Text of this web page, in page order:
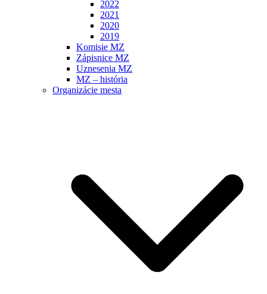
2022
2021
2020
2019
Komisie MZ
Zápisnice MZ
Uznesenia MZ
MZ – história
Organizácie mesta